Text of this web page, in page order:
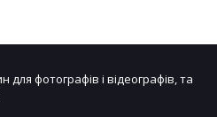
фотографів і відеографів, та